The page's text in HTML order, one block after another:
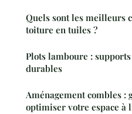
Quels sont les meilleurs
toiture en tuiles ?
Plots lamboure :
durables
Aménagement combles :
optimiser votre espace à